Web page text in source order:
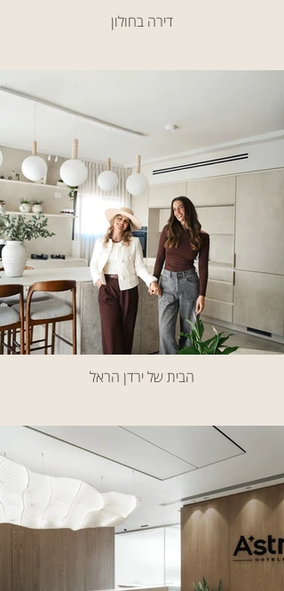
דירה בחולון
הבית של ירדן הראל